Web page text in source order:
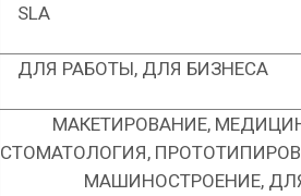
SLA
ДЛЯ РАБОТЫ, ДЛЯ БИЗНЕСА
МАКЕТИРОВАНИЕ,
СТОМАТОЛОГИЯ,
МАШИНОСТРОЕНИЕ,